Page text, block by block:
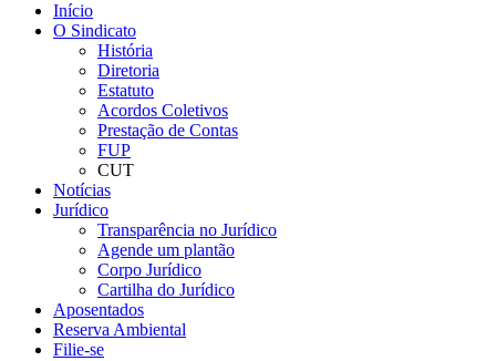
Início
O Sindicato
História
Diretoria
Estatuto
Acordos Coletivos
Prestação de Contas
FUP
CUT
Notícias
Jurídico
Transparência no Jurídico
Agende um plantão
Corpo Jurídico
Cartilha do Jurídico
Aposentados
Reserva Ambiental
Filie-se